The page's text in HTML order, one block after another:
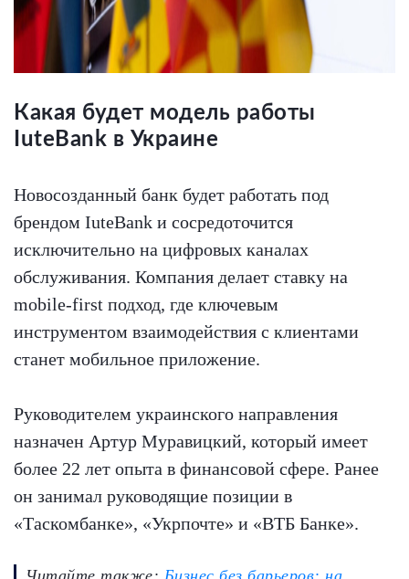
Какая будет модель работы
IuteBank в Украине
Новосозданный банк будет работать под
брендом IuteBank и сосредоточится
исключительно на цифровых каналах
обслуживания. Компания делает ставку на
mobile-first подход, где ключевым
инструментом взаимодействия с клиентами
станет мобильное приложение.
Руководителем украинского направления
назначен Артур Муравицкий, который имеет
более 22 лет опыта в финансовой сфере. Ранее
он занимал руководящие позиции в
«Таскомбанке», «Укрпочте» и «ВТБ Банке».
Читайте также: Бизнес без барьеров: на